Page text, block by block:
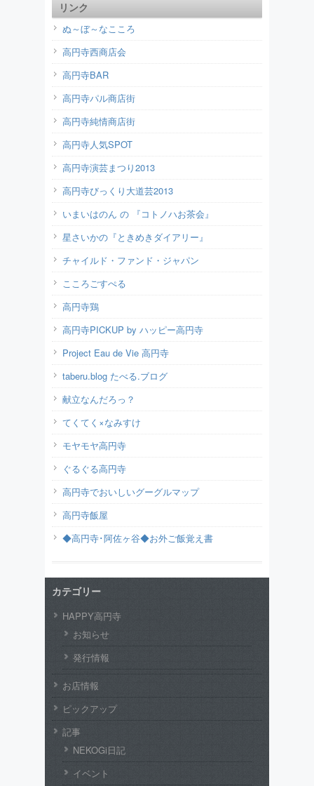
リンク
ぬ～ぼ～なこころ
高円寺西商店会
高円寺BAR
高円寺パル商店街
高円寺純情商店街
高円寺人気SPOT
高円寺演芸まつり2013
高円寺びっくり大道芸2013
いまいはのん の 『コトノハお茶会』
星さいかの『ときめきダイアリー』
チャイルド・ファンド・ジャパン
こころごすぺる
高円寺鶏
高円寺PICKUP by ハッピー高円寺
Project Eau de Vie 高円寺
taberu.blog たべる.ブログ
献立なんだろっ？
てくてく×なみすけ
モヤモヤ高円寺
ぐるぐる高円寺
高円寺でおいしいグーグルマップ
高円寺飯屋
◆高円寺･阿佐ヶ谷◆お外ご飯覚え書
カテゴリー
HAPPY高円寺
お知らせ
発行情報
お店情報
ピックアップ
記事
NEKOGi日記
イベント